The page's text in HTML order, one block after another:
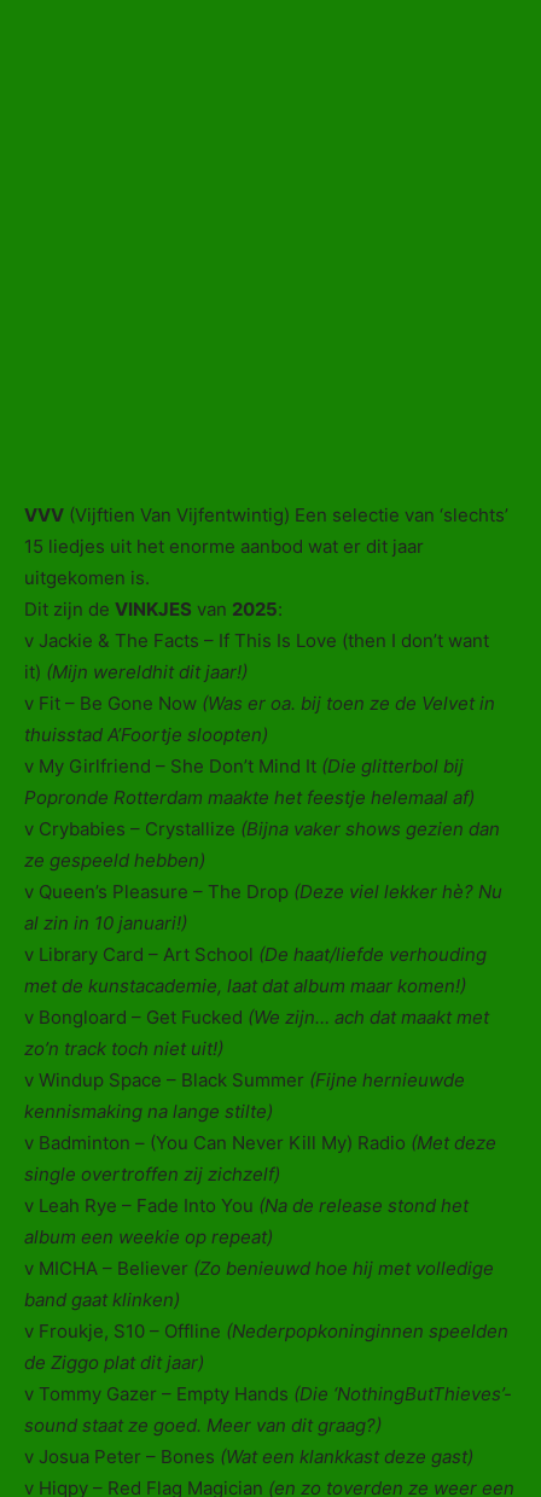
VVV (Vijftien Van Vijfentwintig) Een selectie van ‘slechts’
15 liedjes uit het enorme aanbod wat er dit jaar
uitgekomen is.
Dit zijn de VINKJES van 2025:
v Jackie & The Facts – If This Is Love (then I don’t want
it) (Mijn wereldhit dit jaar!)
v Fit – Be Gone Now (Was er oa. bij toen ze de Velvet in
thuisstad A’Foortje sloopten)
v My Girlfriend – She Don’t Mind It (Die glitterbol bij
Popronde Rotterdam maakte het feestje helemaal af)
v Crybabies – Crystallize (Bijna vaker shows gezien dan
ze gespeeld hebben)
v Queen’s Pleasure – The Drop (Deze viel lekker hè? Nu
al zin in 10 januari!)
v Library Card – Art School (De haat/liefde verhouding
met de kunstacademie, laat dat album maar komen!)
v Bongloard – Get Fucked (We zijn… ach dat maakt met
zo’n track toch niet uit!)
v Windup Space – Black Summer (Fijne hernieuwde
kennismaking na lange stilte)
v Badminton – (You Can Never Kill My) Radio (Met deze
single overtroffen zij zichzelf)
v Leah Rye – Fade Into You (Na de release stond het
album een weekie op repeat)
v MICHA – Believer (Zo benieuwd hoe hij met volledige
band gaat klinken)
v Froukje, S10 – Offline (Nederpopkoninginnen speelden
de Ziggo plat dit jaar)
v Tommy Gazer – Empty Hands (Die ‘NothingButThieves’-
sound staat ze goed. Meer van dit graag?)
v Josua Peter – Bones (Wat een klankkast deze gast)
v Hiqpy – Red Flag Magician (en zo toverden ze weer een